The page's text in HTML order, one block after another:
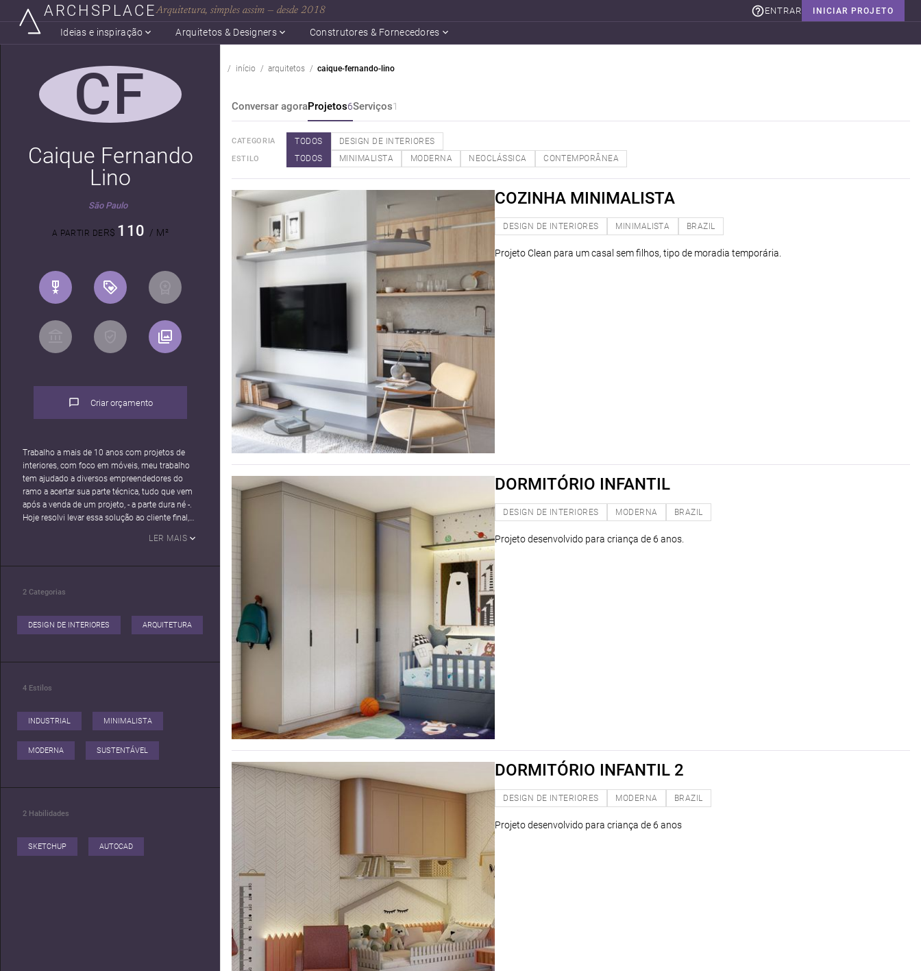
ARCHSPLACEArquitetura, simples assim — desde 2018 INICIAR PROJETO
ENTRAR
Ideias e inspiração Arquitetos & Designers Construtores & Fornecedores
CF
Caique Fernando
Lino
São Paulo
A PARTIR DER$ 110 / M²
Criar orçamento
Trabalho a mais de 10 anos com projetos de
interiores, com foco em móveis, meu trabalho
tem ajudado a diversos empreendedores do
ramo a acertar sua parte técnica, tudo que vem
após a venda de um projeto, - a parte dura né -.
Hoje resolvi levar essa solução ao cliente final,
LER MAIS
2 Categorias
DESIGN DE INTERIORES ARQUITETURA
4 Estilos
INDUSTRIAL MINIMALISTA
MODERNA SUSTENTÁVEL
2 Habilidades
SKETCHUP AUTOCAD
início arquitetos caique-fernando-lino
Conversar agoraProjetos6Serviços1
CATEGORIA TODOS DESIGN DE INTERIORES
ESTILO TODOS MINIMALISTA MODERNA NEOCLÁSSICA CONTEMPORÂNEA
COZINHA MINIMALISTA
DESIGN DE INTERIORES MINIMALISTA BRAZIL
Projeto Clean para um casal sem filhos, tipo de moradia temporária.
DORMITÓRIO INFANTIL
DESIGN DE INTERIORES MODERNA BRAZIL
Projeto desenvolvido para criança de 6 anos.
DORMITÓRIO INFANTIL 2
DESIGN DE INTERIORES MODERNA BRAZIL
Projeto desenvolvido para criança de 6 anos